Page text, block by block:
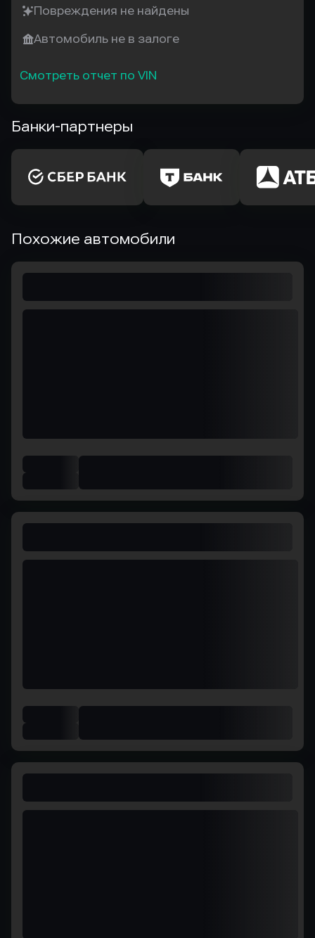
Повреждения не найдены
Автомобиль не в залоге
Смотреть отчет по VIN
Банки-партнеры
Похожие автомобили